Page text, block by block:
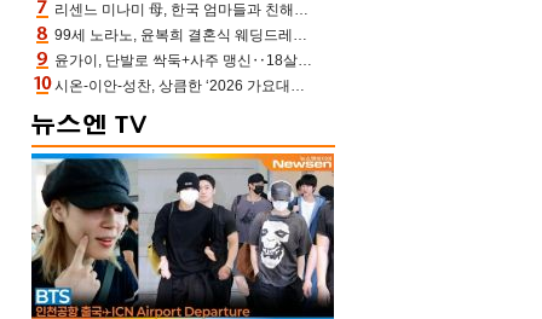
리센느 미나미 母, 한국 엄마들과 친해진 비결=BTS “최애 정국 얘기로 통해”(전참시)
99세 노라노, 윤복희 결혼식 웨딩드레스 제작자였다…극찬 세례
윤가이, 단발로 싹둑+사주 맹신‥18살 연상 ♥장기하 반한 엉뚱·열정 매력(전참시)
시온-이안-성찬, 상큼한 ‘2026 가요대전 썸머’ MC [포토엔HD]